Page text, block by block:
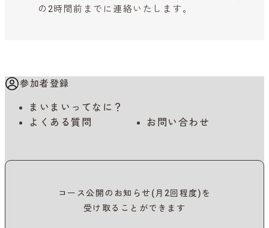
の2時間前までに連絡いたします。
参加者登録
まいまいってなに？
よくある質問
お問い合わせ
コース公開のお知らせ(月2回程度)を
受け取ることができます